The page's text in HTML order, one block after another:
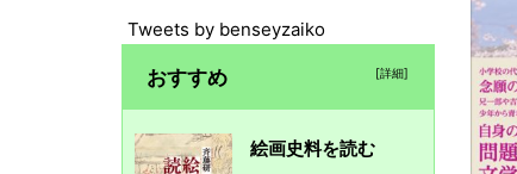
Tweets by benseyzaiko
おすすめ [詳細]
絵画史料を読む